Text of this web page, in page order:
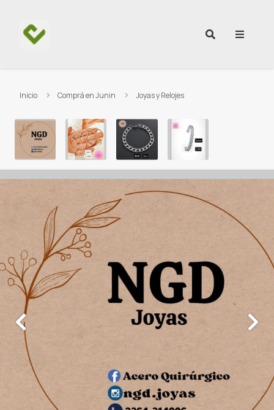
Inicio Comprá en Junin Joyas y Relojes